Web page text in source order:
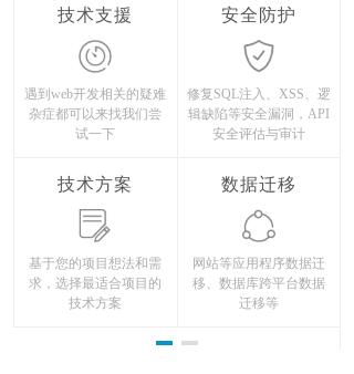
技术支援
遇到web开发相关的疑难
杂症都可以来找我们尝
试一下
安全防护
修复SQL注入、XSS、逻
辑缺陷等安全漏洞，API
安全评估与审计
技术方案
基于您的项目想法和需
求，选择最适合项目的
技术方案
数据迁移
网站等应用程序数据迁
移、数据库跨平台数据
迁移等